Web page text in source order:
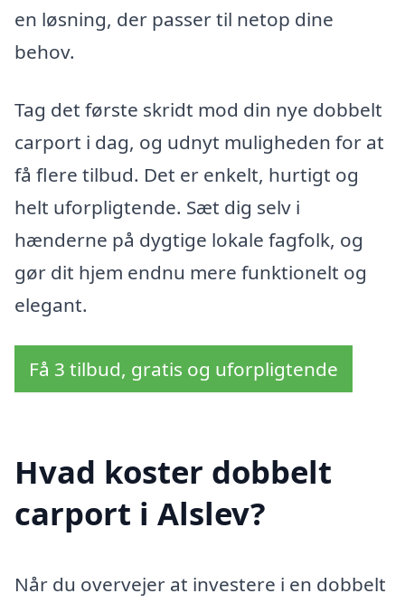
en løsning, der passer til netop dine
behov.
Tag det første skridt mod din nye dobbelt
carport i dag, og udnyt muligheden for at
få flere tilbud. Det er enkelt, hurtigt og
helt uforpligtende. Sæt dig selv i
hænderne på dygtige lokale fagfolk, og
gør dit hjem endnu mere funktionelt og
elegant.
Få 3 tilbud, gratis og uforpligtende
Hvad koster dobbelt
carport i Alslev?
Når du overvejer at investere i en dobbelt